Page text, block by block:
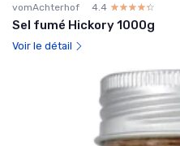
vomAchterhof 4.4 ☆☆☆☆☆
★★★★★
Sel fumé Hickory 1000g
Voir le détail